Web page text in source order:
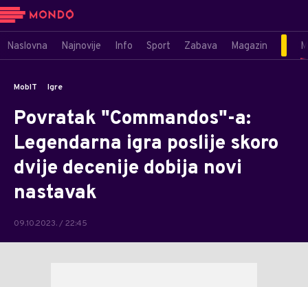
Naslovna Najnovije Info Sport Zabava Magazin
MobIT Igre
Povratak "Commandos"-a:
Legendarna igra poslije skoro
dvije decenije dobija novi
nastavak
09.10.2023. / 22:45